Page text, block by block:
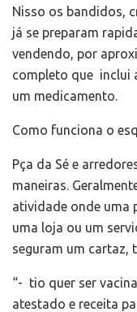
Nisso os bandidos,
já se preparam
vendendo, por
completo que inclui
um medicamento.
Como funciona o
Pça da Sé e
maneiras.
atividade onde uma
uma loja ou um
seguram um cartaz,
“- tio quer ser
atestado e receita